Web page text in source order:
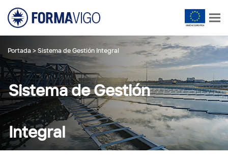
Portada > Sistema de Gestión Integral
Sistema de Gestión
Integral